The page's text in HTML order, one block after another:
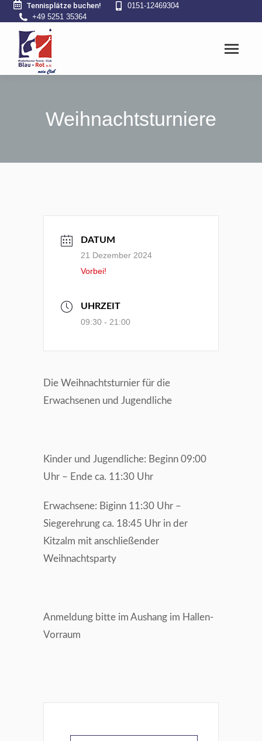
Tennisplätze buchen!
0151-12469304
+49 5251 35364
Weihnachtsturniere
DATUM
21 Dezember 2024
Vorbei!
UHRZEIT
09:30 - 21:00
Die Weihnachtsturnier für die
Erwachsenen und Jugendliche
Kinder und Jugendliche: Beginn 09:00
Uhr – Ende ca. 11:30 Uhr
Erwachsene: Biginn 11:30 Uhr –
Siegerehrung ca. 18:45 Uhr in der
Kitzalm mit anschließender
Weihnachtsparty
Anmeldung bitte im Aushang im Hallen-
Vorraum